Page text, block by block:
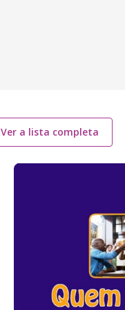
Ver a lista completa